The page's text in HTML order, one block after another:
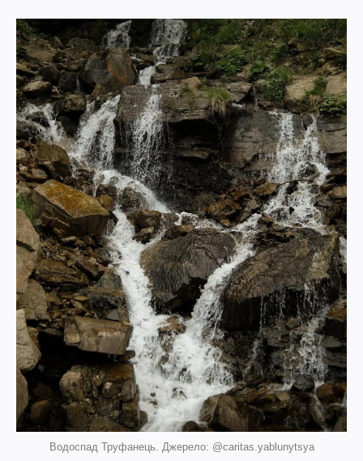
Водоспад Труфанець. Джерело: @caritas.yablunytsya